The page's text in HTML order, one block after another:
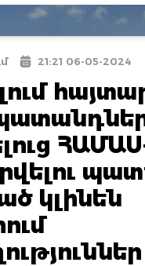
21:21 06-05-2024
կլինեն